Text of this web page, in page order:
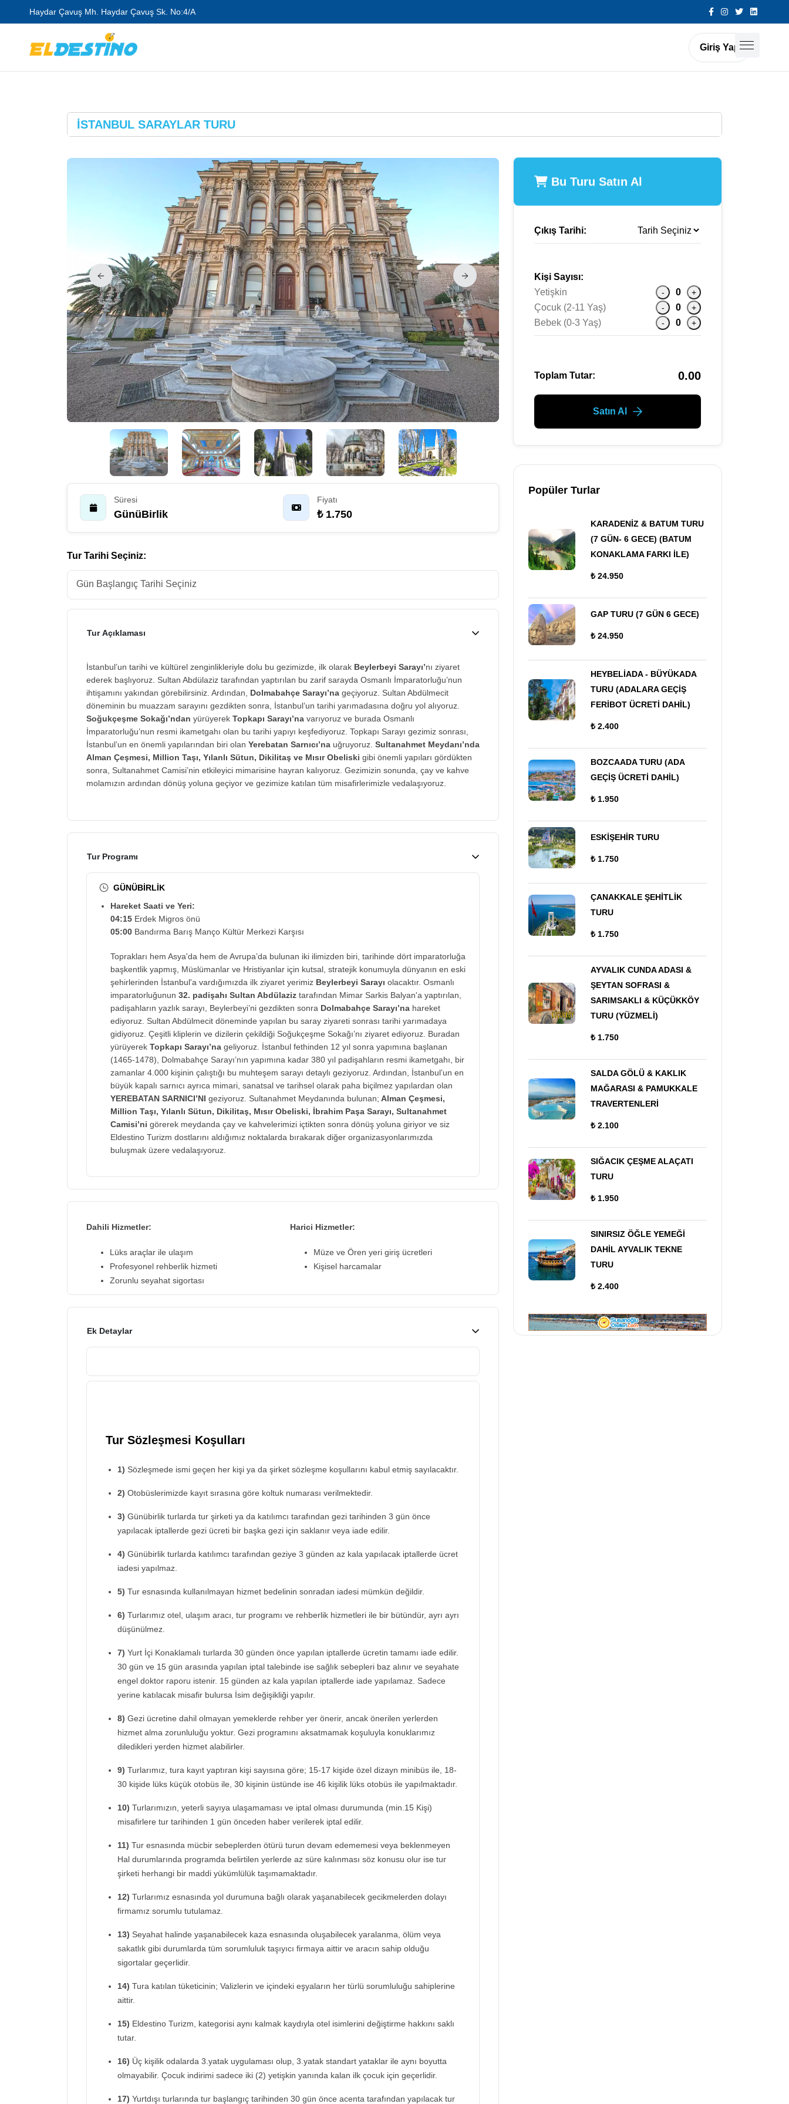
Haydar Çavuş Mh. Haydar Çavuş Sk. No:4/A
Giriş Yap
İSTANBUL SARAYLAR TURU
Süresi
GünüBirlik
Fiyatı
₺ 1.750
Tur Tarihi Seçiniz:
Tur Açıklaması
İstanbul’un tarihi ve kültürel zenginlikleriyle dolu bu gezimizde, ilk olarak Beylerbeyi Sarayı’nı ziyaret
ederek başlıyoruz. Sultan Abdülaziz tarafından yaptırılan bu zarif sarayda Osmanlı İmparatorluğu’nun
ihtişamını yakından görebilirsiniz. Ardından, Dolmabahçe Sarayı’na geçiyoruz. Sultan Abdülmecit
döneminin bu muazzam sarayını gezdikten sonra, İstanbul’un tarihi yarımadasına doğru yol alıyoruz.
Soğukçeşme Sokağı’ndan yürüyerek Topkapı Sarayı’na varıyoruz ve burada Osmanlı
İmparatorluğu’nun resmi ikametgahı olan bu tarihi yapıyı keşfediyoruz. Topkapı Sarayı gezimiz sonrası,
İstanbul’un en önemli yapılarından biri olan Yerebatan Sarnıcı’na uğruyoruz. Sultanahmet Meydanı’nda
Alman Çeşmesi, Million Taşı, Yılanlı Sütun, Dikilitaş ve Mısır Obeliski gibi önemli yapıları gördükten
sonra, Sultanahmet Camisi’nin etkileyici mimarisine hayran kalıyoruz. Gezimizin sonunda, çay ve kahve
molamızın ardından dönüş yoluna geçiyor ve gezimize katılan tüm misafirlerimizle vedalaşıyoruz.
Tur Programı
GÜNÜBİRLİK
Hareket Saati ve Yeri:
04:15 Erdek Migros önü
05:00 Bandırma Barış Manço Kültür Merkezi Karşısı
Toprakları hem Asya'da hem de Avrupa’da bulunan iki ilimizden biri, tarihinde dört imparatorluğa
başkentlik yapmış, Müslümanlar ve Hristiyanlar için kutsal, stratejik konumuyla dünyanın en eski
şehirlerinden İstanbul'a vardığımızda ilk ziyaret yerimiz Beylerbeyi Sarayı olacaktır. Osmanlı
imparatorluğunun 32. padişahı Sultan Abdülaziz tarafından Mimar Sarkis Balyan'a yaptırılan,
padişahların yazlık sarayı, Beylerbeyi’ni gezdikten sonra Dolmabahçe Sarayı’na hareket
ediyoruz. Sultan Abdülmecit döneminde yapılan bu saray ziyareti sonrası tarihi yarımadaya
gidiyoruz. Çeşitli kliplerin ve dizilerin çekildiği Soğukçeşme Sokağı’nı ziyaret ediyoruz. Buradan
yürüyerek Topkapı Sarayı’na geliyoruz. İstanbul fethinden 12 yıl sonra yapımına başlanan
(1465-1478), Dolmabahçe Sarayı’nın yapımına kadar 380 yıl padişahların resmi ikametgahı, bir
zamanlar 4.000 kişinin çalıştığı bu muhteşem sarayı detaylı geziyoruz. Ardından, İstanbul’un en
büyük kapalı sarnıcı ayrıca mimari, sanatsal ve tarihsel olarak paha biçilmez yapılardan olan
YEREBATAN SARNICI’NI geziyoruz. Sultanahmet Meydanında bulunan; Alman Çeşmesi,
Million Taşı, Yılanlı Sütun, Dikilitaş, Mısır Obeliski, İbrahim Paşa Sarayı, Sultanahmet
Camisi’ni görerek meydanda çay ve kahvelerimizi içtikten sonra dönüş yoluna giriyor ve siz
Eldestino Turizm dostlarını aldığımız noktalarda bırakarak diğer organizasyonlarımızda
buluşmak üzere vedalaşıyoruz.
Dahili Hizmetler:
Lüks araçlar ile ulaşım
Profesyonel rehberlik hizmeti
Zorunlu seyahat sigortası
Harici Hizmetler:
Müze ve Ören yeri giriş ücretleri
Kişisel harcamalar
Ek Detaylar
Tur Sözleşmesi Koşulları
1) Sözleşmede ismi geçen her kişi ya da şirket sözleşme koşullarını kabul etmiş sayılacaktır.
2) Otobüslerimizde kayıt sırasına göre koltuk numarası verilmektedir.
3) Günübirlik turlarda tur şirketi ya da katılımcı tarafından gezi tarihinden 3 gün önce
yapılacak iptallerde gezi ücreti bir başka gezi için saklanır veya iade edilir.
4) Günübirlik turlarda katılımcı tarafından geziye 3 günden az kala yapılacak iptallerde ücret
iadesi yapılmaz.
5) Tur esnasında kullanılmayan hizmet bedelinin sonradan iadesi mümkün değildir.
6) Turlarımız otel, ulaşım aracı, tur programı ve rehberlik hizmetleri ile bir bütündür, ayrı ayrı
düşünülmez.
7) Yurt İçi Konaklamalı turlarda 30 günden önce yapılan iptallerde ücretin tamamı iade edilir.
30 gün ve 15 gün arasında yapılan iptal talebinde ise sağlık sebepleri baz alınır ve seyahate
engel doktor raporu istenir. 15 günden az kala yapılan iptallerde iade yapılamaz. Sadece
yerine katılacak misafir bulursa İsim değişikliği yapılır.
8) Gezi ücretine dahil olmayan yemeklerde rehber yer önerir, ancak önerilen yerlerden
hizmet alma zorunluluğu yoktur. Gezi programını aksatmamak koşuluyla konuklarımız
diledikleri yerden hizmet alabilirler.
9) Turlarımız, tura kayıt yaptıran kişi sayısına göre; 15-17 kişide özel dizayn minibüs ile, 18-
30 kişide lüks küçük otobüs ile, 30 kişinin üstünde ise 46 kişilik lüks otobüs ile yapılmaktadır.
10) Turlarımızın, yeterli sayıya ulaşamaması ve iptal olması durumunda (min.15 Kişi)
misafirlere tur tarihinden 1 gün önceden haber verilerek iptal edilir.
11) Tur esnasında mücbir sebeplerden ötürü turun devam edememesi veya beklenmeyen
Hal durumlarında programda belirtilen yerlerde az süre kalınması söz konusu olur ise tur
şirketi herhangi bir maddi yükümlülük taşımamaktadır.
12) Turlarımız esnasında yol durumuna bağlı olarak yaşanabilecek gecikmelerden dolayı
firmamız sorumlu tutulamaz.
13) Seyahat halinde yaşanabilecek kaza esnasında oluşabilecek yaralanma, ölüm veya
sakatlık gibi durumlarda tüm sorumluluk taşıyıcı firmaya aittir ve aracın sahip olduğu
sigortalar geçerlidir.
14) Tura katılan tüketicinin; Valizlerin ve içindeki eşyaların her türlü sorumluluğu sahiplerine
aittir.
15) Eldestino Turizm, kategorisi aynı kalmak kaydıyla otel isimlerini değiştirme hakkını saklı
tutar.
16) Üç kişilik odalarda 3.yatak uygulaması olup, 3.yatak standart yataklar ile aynı boyutta
olmayabilir. Çocuk indirimi sadece iki (2) yetişkin yanında kalan ilk çocuk için geçerlidir.
17) Yurtdışı turlarında tur başlangıç tarihinden 30 gün önce acenta tarafından yapılacak tur
Bu Turu Satın Al
Çıkış Tarihi:
Kişi Sayısı:
Yetişkin
- 0 +
Çocuk (2-11 Yaş) - 0 +
Bebek (0-3 Yaş) - 0 +
Toplam Tutar: 0.00
Satın Al
Popüler Turlar
KARADENİZ & BATUM TURU
(7 GÜN- 6 GECE) (BATUM
KONAKLAMA FARKI İLE)
₺ 24.950
GAP TURU (7 GÜN 6 GECE)
₺ 24.950
HEYBELİADA - BÜYÜKADA
TURU (ADALARA GEÇİŞ
FERİBOT ÜCRETİ DAHİL)
₺ 2.400
BOZCAADA TURU (ADA
GEÇİŞ ÜCRETİ DAHİL)
₺ 1.950
ESKİŞEHİR TURU
₺ 1.750
ÇANAKKALE ŞEHİTLİK
TURU
₺ 1.750
AYVALIK CUNDA ADASI &
ŞEYTAN SOFRASI &
SARIMSAKLI & KÜÇÜKKÖY
TURU (YÜZMELİ)
₺ 1.750
SALDA GÖLÜ & KAKLIK
MAĞARASI & PAMUKKALE
TRAVERTENLERİ
₺ 2.100
SIĞACIK ÇEŞME ALAÇATI
TURU
₺ 1.950
SINIRSIZ ÖĞLE YEMEĞİ
DAHİL AYVALIK TEKNE
TURU
₺ 2.400